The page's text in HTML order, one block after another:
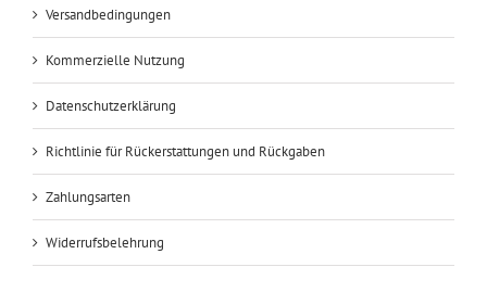
Versandbedingungen
Kommerzielle Nutzung
Datenschutzerklärung
Richtlinie für Rückerstattungen und Rückgaben
Zahlungsarten
Widerrufsbelehrung